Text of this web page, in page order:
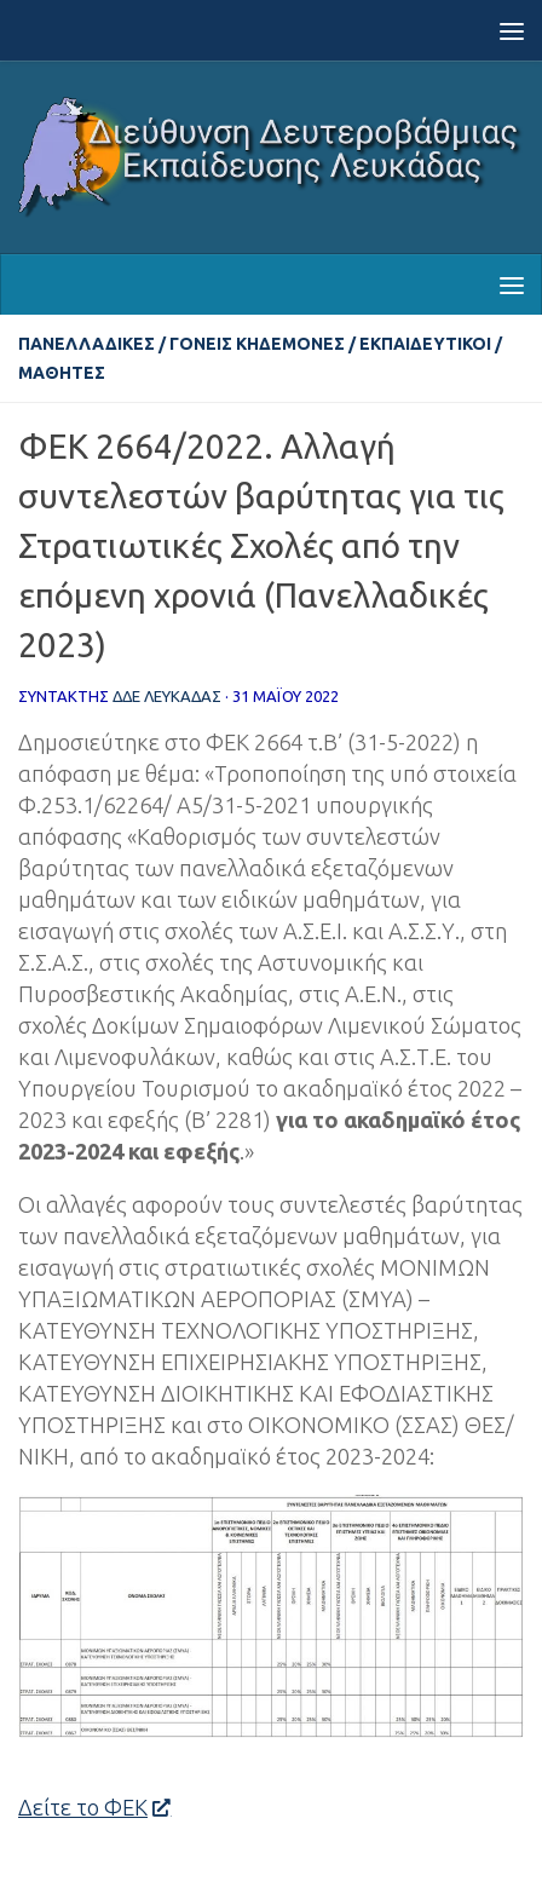
ΠΑΝΕΛΛΑΔΙΚΈΣ / ΓΟΝΕΊΣ ΚΗΔΕΜΌΝΕΣ / ΕΚΠΑΙΔΕΥΤΙΚΟΊ /
ΜΑΘΗΤΈΣ
ΦΕΚ 2664/2022. Αλλαγή
συντελεστών βαρύτητας για τις
Στρατιωτικές Σχολές από την
επόμενη χρονιά (Πανελλαδικές
2023)
ΣΥΝΤΆΚΤΗΣ ΔΔΕ ΛΕΥΚΑΔΑΣ · 31 ΜΑΪ́ΟΥ 2022
Δημοσιεύτηκε στο ΦΕΚ 2664 τ.Β’ (31-5-2022) η
απόφαση με θέμα: «Τροποποίηση της υπό στοιχεία
Φ.253.1/62264/ Α5/31-5-2021 υπουργικής
απόφασης «Καθορισμός των συντελεστών
βαρύτητας των πανελλαδικά εξεταζόμενων
μαθημάτων και των ειδικών μαθημάτων, για
εισαγωγή στις σχολές των Α.Σ.Ε.Ι. και Α.Σ.Σ.Υ., στη
Σ.Σ.Α.Σ., στις σχολές της Αστυνομικής και
Πυροσβεστικής Ακαδημίας, στις Α.Ε.Ν., στις
σχολές Δοκίμων Σημαιοφόρων Λιμενικού Σώματος
και Λιμενοφυλάκων, καθώς και στις Α.Σ.Τ.Ε. του
Υπουργείου Τουρισμού το ακαδημαϊκό έτος 2022 –
2023 και εφεξής (Β’ 2281) για το ακαδημαϊκό έτος
2023-2024 και εφεξής.»
Οι αλλαγές αφορούν τους συντελεστές βαρύτητας
των πανελλαδικά εξεταζόμενων μαθημάτων, για
εισαγωγή στις στρατιωτικές σχολές ΜΟΝΙΜΩΝ
ΥΠΑΞΙΩΜΑΤΙΚΩΝ ΑΕΡΟΠΟΡΙΑΣ (ΣΜΥΑ) –
ΚΑΤΕΥΘΥΝΣΗ ΤΕΧΝΟΛΟΓΙΚΗΣ ΥΠΟΣΤΗΡΙΞΗΣ,
ΚΑΤΕΥΘΥΝΣΗ ΕΠΙΧΕΙΡΗΣΙΑΚΗΣ ΥΠΟΣΤΗΡΙΞΗΣ,
ΚΑΤΕΥΘΥΝΣΗ ΔΙΟΙΚΗΤΙΚΗΣ ΚΑΙ ΕΦΟΔΙΑΣΤΙΚΗΣ
ΥΠΟΣΤΗΡΙΞΗΣ και στο ΟΙΚΟΝΟΜΙΚΟ (ΣΣΑΣ) ΘΕΣ/
ΝΙΚΗ, από το ακαδημαϊκό έτος 2023-2024:
Δείτε το ΦΕΚ